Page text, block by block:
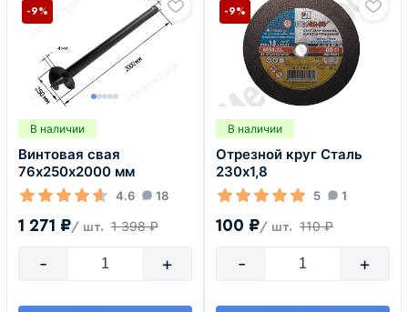
В наличии
Винтовая свая
76х250х2000 мм
4.6 18
1 271 ₽/ шт. 1 398 ₽
-9%
- +
В наличии
Отрезной круг Сталь
230х1,8
5 1
100 ₽/ шт. 110 ₽
-9%
- +